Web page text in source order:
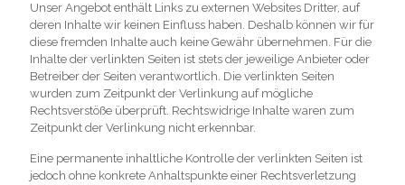
Unser Angebot enthält Links zu externen Websites Dritter, auf
deren Inhalte wir keinen Einfluss haben. Deshalb können wir für
diese fremden Inhalte auch keine Gewähr übernehmen. Für die
Inhalte der verlinkten Seiten ist stets der jeweilige Anbieter oder
Betreiber der Seiten verantwortlich. Die verlinkten Seiten
wurden zum Zeitpunkt der Verlinkung auf mögliche
Rechtsverstöße überprüft. Rechtswidrige Inhalte waren zum
Zeitpunkt der Verlinkung nicht erkennbar.
Eine permanente inhaltliche Kontrolle der verlinkten Seiten ist
jedoch ohne konkrete Anhaltspunkte einer Rechtsverletzung